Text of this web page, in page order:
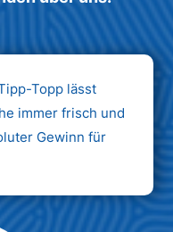
Topp lässt
immer frisch und
Gewinn für